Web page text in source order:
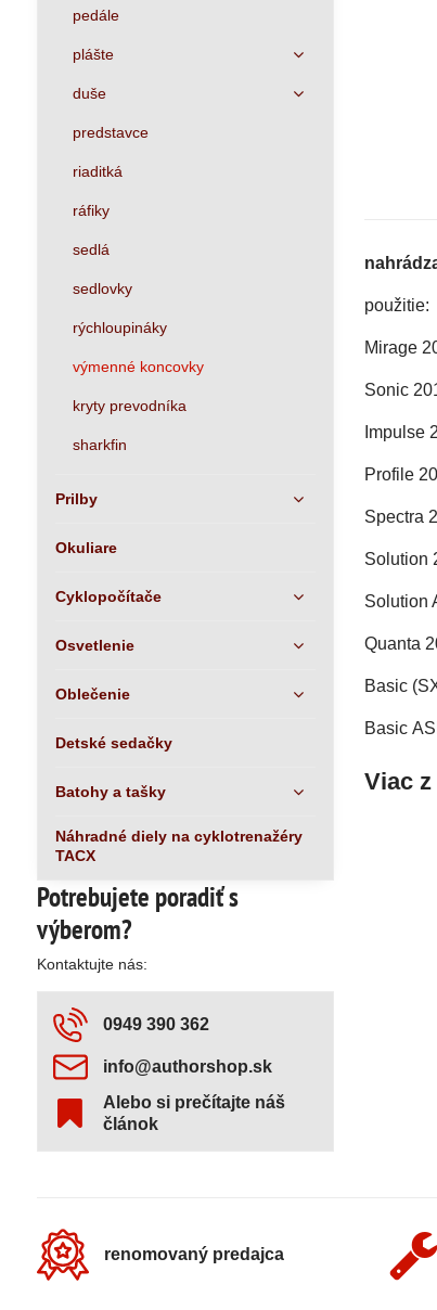
použitie:
Mirage
Sonic
Impulse
Profile
Spectra
Solution
Solution
Quanta
Basic
Basic
Viac
pedále
plášte
duše
predstavce
riaditká
ráfiky
sedlá
sedlovky
rýchloupináky
výmenné koncovky
kryty prevodníka
sharkfin
Prilby
Okuliare
Cyklopočítače
Osvetlenie
Oblečenie
Detské sedačky
Batohy a tašky
Náhradné diely na cyklotrenažéry
TACX
Potrebujete poradiť s
výberom?
Kontaktujte nás:
0949 390 362
info​@authorshop​.sk
Alebo si prečítajte náš
článok
renomovaný predajca